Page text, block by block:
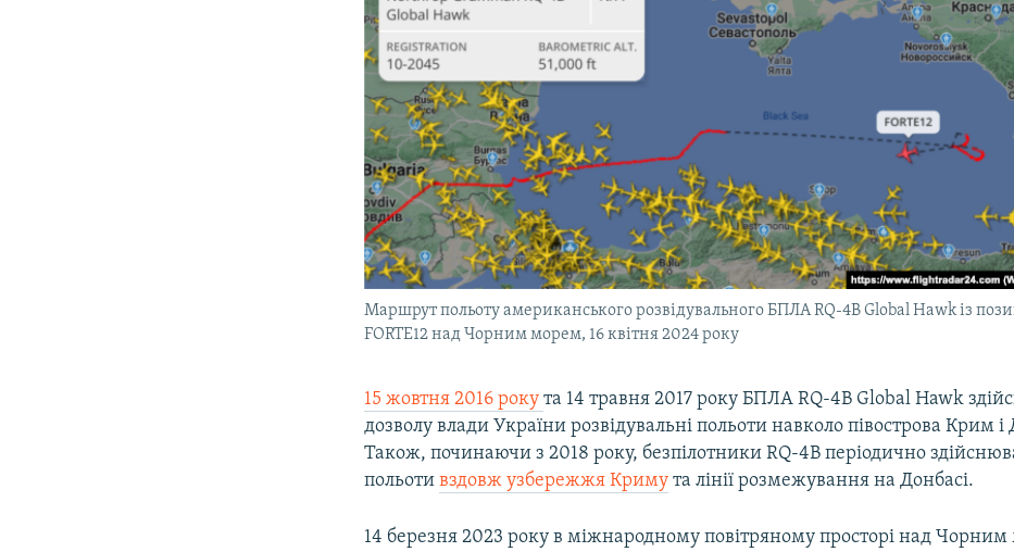
Маршрут польоту американського розвідувального БПЛА RQ-4B Global Hawk із
FORTE12 над Чорним морем, 16 квітня 2024 року
15 жовтня 2016 рокута 14 травня 2017 року БПЛА RQ-4B Global Hawk
дозволу влади України розвідувальні польоти навколо півострова Крим і
Також, починаючи з 2018 року, безпілотники RQ-4B періодично
польотивздовж узбережжя Криму та лінії розмежування на Донбасі.
14 березня 2023 року в міжнародному повітряному просторі над